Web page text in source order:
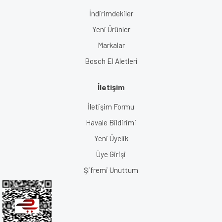
İndirimdekiler
Yeni Ürünler
Markalar
Bosch El Aletleri
İletişim
İletişim Formu
Havale Bildirimi
Yeni Üyelik
Üye Girişi
Şifremi Unuttum